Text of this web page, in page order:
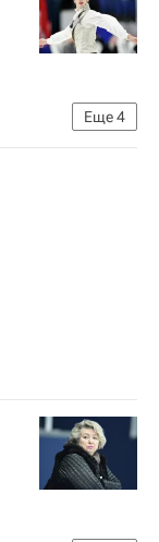
Еще4